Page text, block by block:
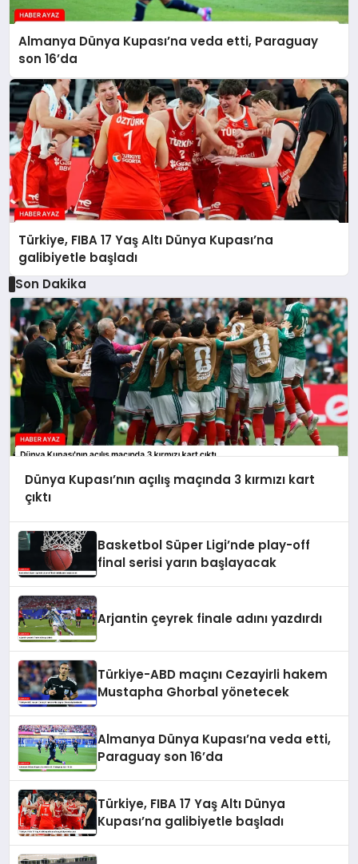
Almanya Dünya Kupası’na veda etti, Paraguay
son 16’da
Türkiye, FIBA 17 Yaş Altı Dünya Kupası’na
galibiyetle başladı
Son Dakika
Dünya Kupası’nın açılış maçında 3 kırmızı kart
çıktı
Basketbol Süper Ligi’nde play-off
final serisi yarın başlayacak
Arjantin çeyrek finale adını yazdırdı
Türkiye-ABD maçını Cezayirli hakem
Mustapha Ghorbal yönetecek
Almanya Dünya Kupası’na veda etti,
Paraguay son 16’da
Türkiye, FIBA 17 Yaş Altı Dünya
Kupası’na galibiyetle başladı